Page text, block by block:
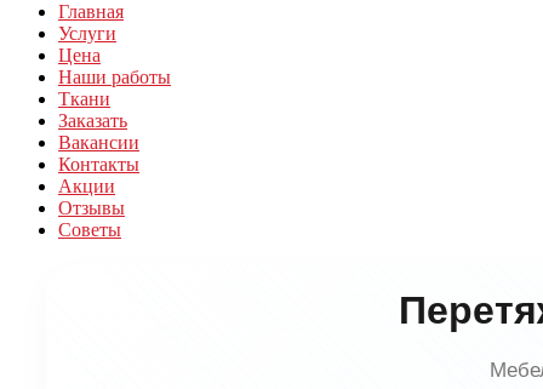
Главная
Услуги
Цена
Наши работы
Ткани
Заказать
Вакансии
Контакты
Акции
Отзывы
Советы